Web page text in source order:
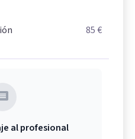
85 €
al profesional